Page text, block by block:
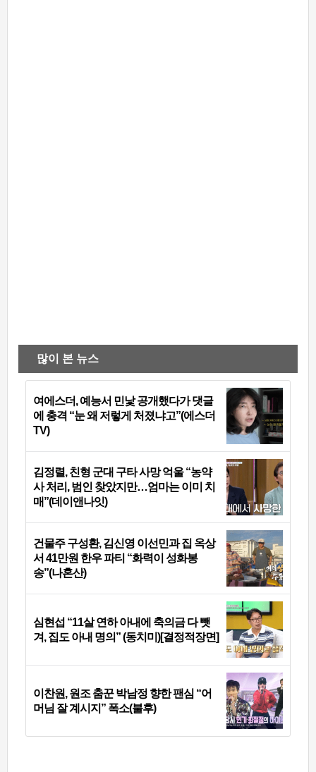
많이 본 뉴스
여에스더, 예능서 민낯 공개했다가 댓글
에 충격 “눈 왜 저렇게 처졌냐고”(에스더
TV)
김정렬, 친형 군대 구타 사망 억울 “농약
사 처리, 범인 찾았지만…엄마는 이미 치
매”(데이앤나잇)
건물주 구성환, 김신영 이선민과 집 옥상
서 41만원 한우 파티 “화력이 성화봉
송”(나혼산)
심현섭 “11살 연하 아내에 축의금 다 뺏
겨, 집도 아내 명의” (동치미)[결정적장면]
이찬원, 원조 춤꾼 박남정 향한 팬심 “어
머님 잘 계시지” 폭소(불후)